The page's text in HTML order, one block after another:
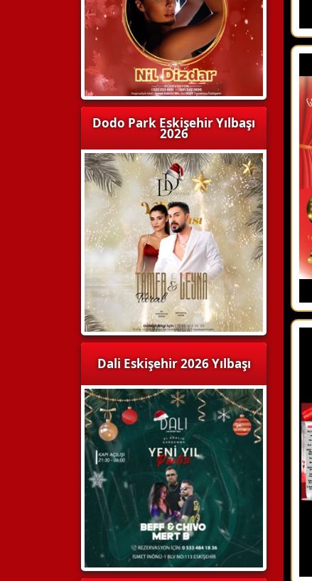
Dodo Park Eskişehir Yılbaşı
2026
Dali Eskişehir 2026 Yılbaşı